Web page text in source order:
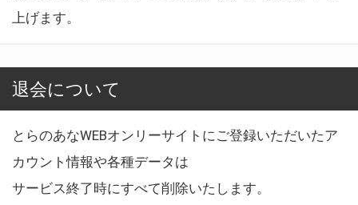
上げます。
退会について
とらのあなWEBオンリーサイトにご登録いただいたア
カウント情報や各種データは
サービス終了時にすべて削除いたします。